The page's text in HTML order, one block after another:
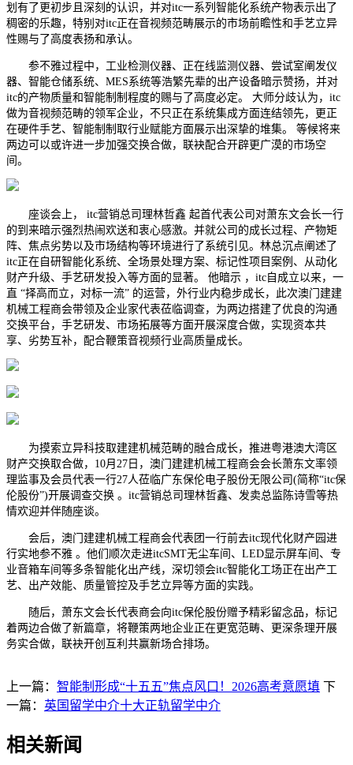
划有了更初步且深刻的认识，并对itc一系列智能化系统产物表示出了
稠密的乐趣，特别对itc正在音视频范畴展示的市场前瞻性和手艺立异
性赐与了高度表扬和承认。
参不雅过程中，工业检测仪器、正在线监测仪器、尝试室阐发仪
器、智能仓储系统、MES系统等浩繁先辈的出产设备暗示赞扬，并对
itc的产物质量和智能制制程度的赐与了高度必定。 大师分歧认为，itc
做为音视频范畴的领军企业，不只正在系统集成方面连结领先，更正
在硬件手艺、智能制制取行业赋能方面展示出深挚的堆集。 等候将来
两边可以或许进一步加强交换合做，联袂配合开辟更广漠的市场空
间。
座谈会上， itc营销总司理林哲鑫 起首代表公司对萧东文会长一行
的到来暗示强烈热闹欢送和衷心感激。并就公司的成长过程、产物矩
阵、焦点劣势以及市场结构等环境进行了系统引见。林总沉点阐述了
itc正在自研智能化系统、全场景处理方案、标记性项目案例、从动化
财产升级、手艺研发投入等方面的显著。 他暗示 ，itc自成立以来，一
直 “择高而立，对标一流” 的运营，外行业内稳步成长，此次澳门建建
机械工程商会带领及企业家代表莅临调查，为两边搭建了优良的沟通
交换平台，手艺研发、市场拓展等方面开展深度合做，实现资本共
享、劣势互补，配合鞭策音视频行业高质量成长。
为摸索立异科技取建建机械范畴的融合成长，推进粤港澳大湾区
财产交换取合做，10月27日，澳门建建机械工程商会会长萧东文率领
理监事及会员代表一行27人莅临广东保伦电子股份无限公司(简称“itc保
伦股份”)开展调查交换 。itc营销总司理林哲鑫、发卖总监陈诗雪等热
情欢迎并伴随座谈。
会后，澳门建建机械工程商会代表团一行前去itc现代化财产园进
行实地参不雅 。他们顺次走进itcSMT无尘车间、LED显示屏车间、专
业音箱车间等多条智能化出产线，深切领会itc智能化工场正在出产工
艺、出产效能、质量管控及手艺立异等方面的实践。
随后，萧东文会长代表商会向itc保伦股份赠予精彩留念品，标记
着两边合做了新篇章，将鞭策两地企业正在更宽范畴、更深条理开展
务实合做，联袂开创互利共赢新场合排场。
上一篇： 智能制形成“十五五”焦点风口！2026高考意愿填 下
一篇： 英国留学中介十大正轨留学中介
相关新闻